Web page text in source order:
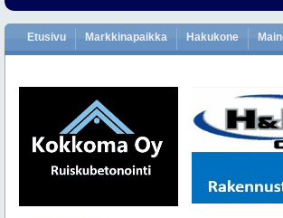
Etusivu Markkinapaikka Hakukone